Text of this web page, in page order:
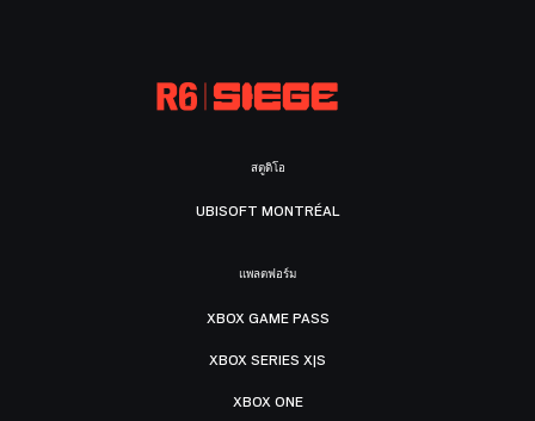
สตูดิโอ
UBISOFT MONTRÉAL
แพลตฟอร์ม
XBOX GAME PASS
XBOX SERIES X|S
XBOX ONE